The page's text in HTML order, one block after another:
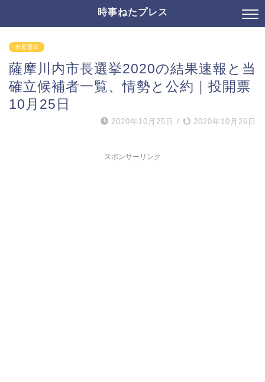
時事ねたプレス
市長選挙
薩摩川内市長選挙2020の結果速報と当
確立候補者一覧、情勢と公約｜投開票
10月25日
2020年10月25日 / 2020年10月26日
スポンサーリンク